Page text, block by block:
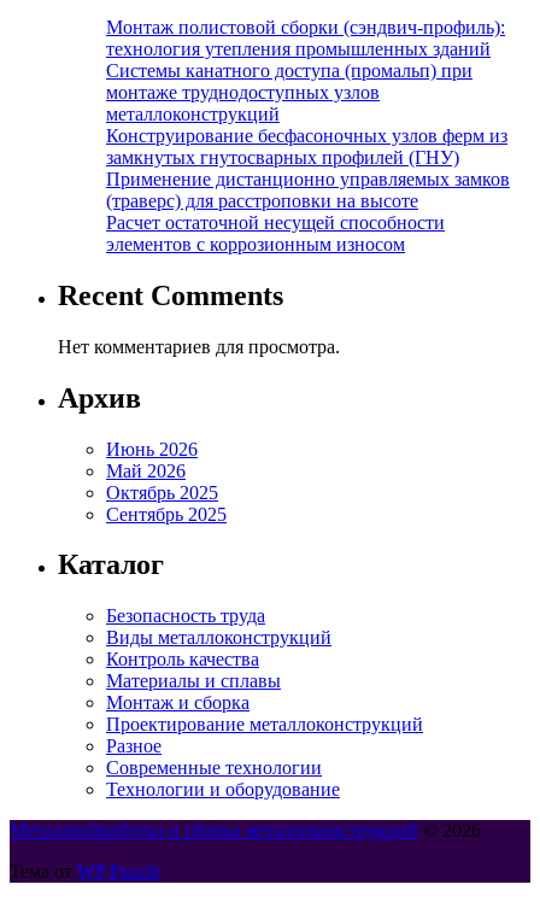
Монтаж полистовой сборки (сэндвич-профиль):
технология утепления промышленных зданий
Системы канатного доступа (промальп) при
монтаже труднодоступных узлов
металлоконструкций
Конструирование бесфасоночных узлов ферм из
замкнутых гнутосварных профилей (ГНУ)
Применение дистанционно управляемых замков
(траверс) для расстроповки на высоте
Расчет остаточной несущей способности
элементов с коррозионным износом
Recent Comments
Нет комментариев для просмотра.
Архив
Июнь 2026
Май 2026
Октябрь 2025
Сентябрь 2025
Каталог
Безопасность труда
Виды металлоконструкций
Контроль качества
Материалы и сплавы
Монтаж и сборка
Проектирование металлоконструкций
Разное
Современные технологии
Технологии и оборудование
Металлообработка и сборка металлоконструкций © 2026
Тема от WP Puzzle